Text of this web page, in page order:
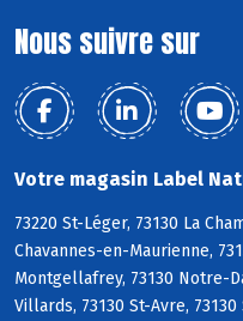
Nous suivre sur
Votre magasin Label
73220 St-Léger, 73130 La
Chavannes-en-Maurienne,
Montgellafrey, 73130 Notre-
Villards, 73130 St-Avre,